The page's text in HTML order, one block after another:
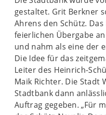
gestaltet. Grit Berkner
Ahrens den Schütz.
feierlichen Übergabe
und nahm als eine der
Die Idee für das
Leiter des Heinrich-
Maik Richter. Die Stadt
Stadtbank dann
Auftrag gegeben. „Für